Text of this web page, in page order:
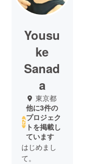
Yousu
ke
Sanad
a
東京都
他に3件の
プロジェク
トを掲載し
ています
はじめまし
て。